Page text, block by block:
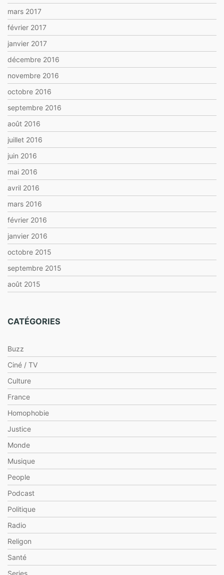
mars 2017
février 2017
janvier 2017
décembre 2016
novembre 2016
octobre 2016
septembre 2016
août 2016
juillet 2016
juin 2016
mai 2016
avril 2016
mars 2016
février 2016
janvier 2016
octobre 2015
septembre 2015
août 2015
CATÉGORIES
Buzz
Ciné / TV
Culture
France
Homophobie
Justice
Monde
Musique
People
Podcast
Politique
Radio
Religon
Santé
Series